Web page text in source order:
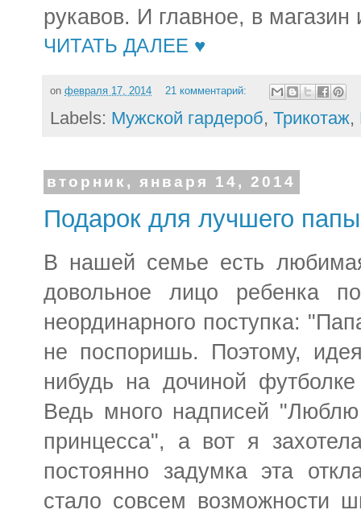
рукавов. И главное, в
ЧИТАТЬ ДАЛЕЕ ♥
on февраля 17, 2014 21 комментарий:
Labels: Мужской гардероб, Трикотаж,
вторник, января 14, 2014
Подарок для лучшего папы
В нашей семье есть
довольное лицо ребенка
неординарного поступка:
не поспоришь. Поэтому,
нибудь на дочиной
Ведь много надписей
принцесса", а вот я
постоянно задумка эта
стало совсем возможности